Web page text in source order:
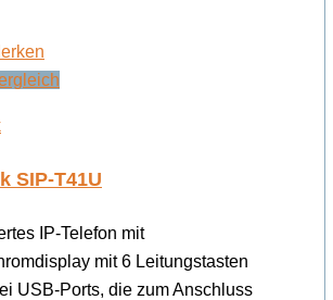
SIP-T41U
IP-Telefon mit
mit 6 Leitungstasten
USB-Ports, die zum Anschluss